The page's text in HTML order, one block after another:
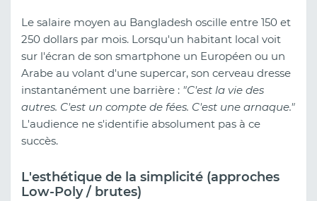
Le salaire moyen au Bangladesh oscille entre 150 et
250 dollars par mois. Lorsqu'un habitant local voit
sur l'écran de son smartphone un Européen ou un
Arabe au volant d'une supercar, son cerveau dresse
instantanément une barrière : "C'est la vie des
autres. C'est un compte de fées. C'est une arnaque."
L'audience ne s'identifie absolument pas à ce
succès.
L'esthétique de la simplicité (approches
Low-Poly / brutes)